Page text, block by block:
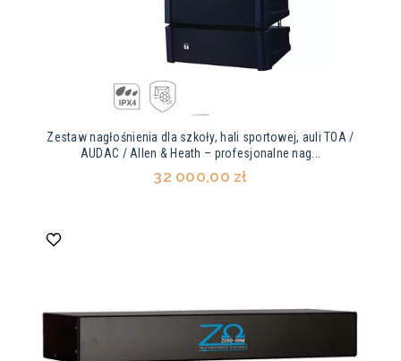
Zestaw nagłośnienia dla szkoły, hali sportowej, auli TOA /
AUDAC / Allen & Heath – profesjonalne nag...
32 000,00 zł